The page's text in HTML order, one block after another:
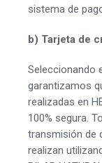
sistema de
b) Tarjeta de
Seleccionando
garantizamos
realizadas en
100% segura.
transmisión de
realizan